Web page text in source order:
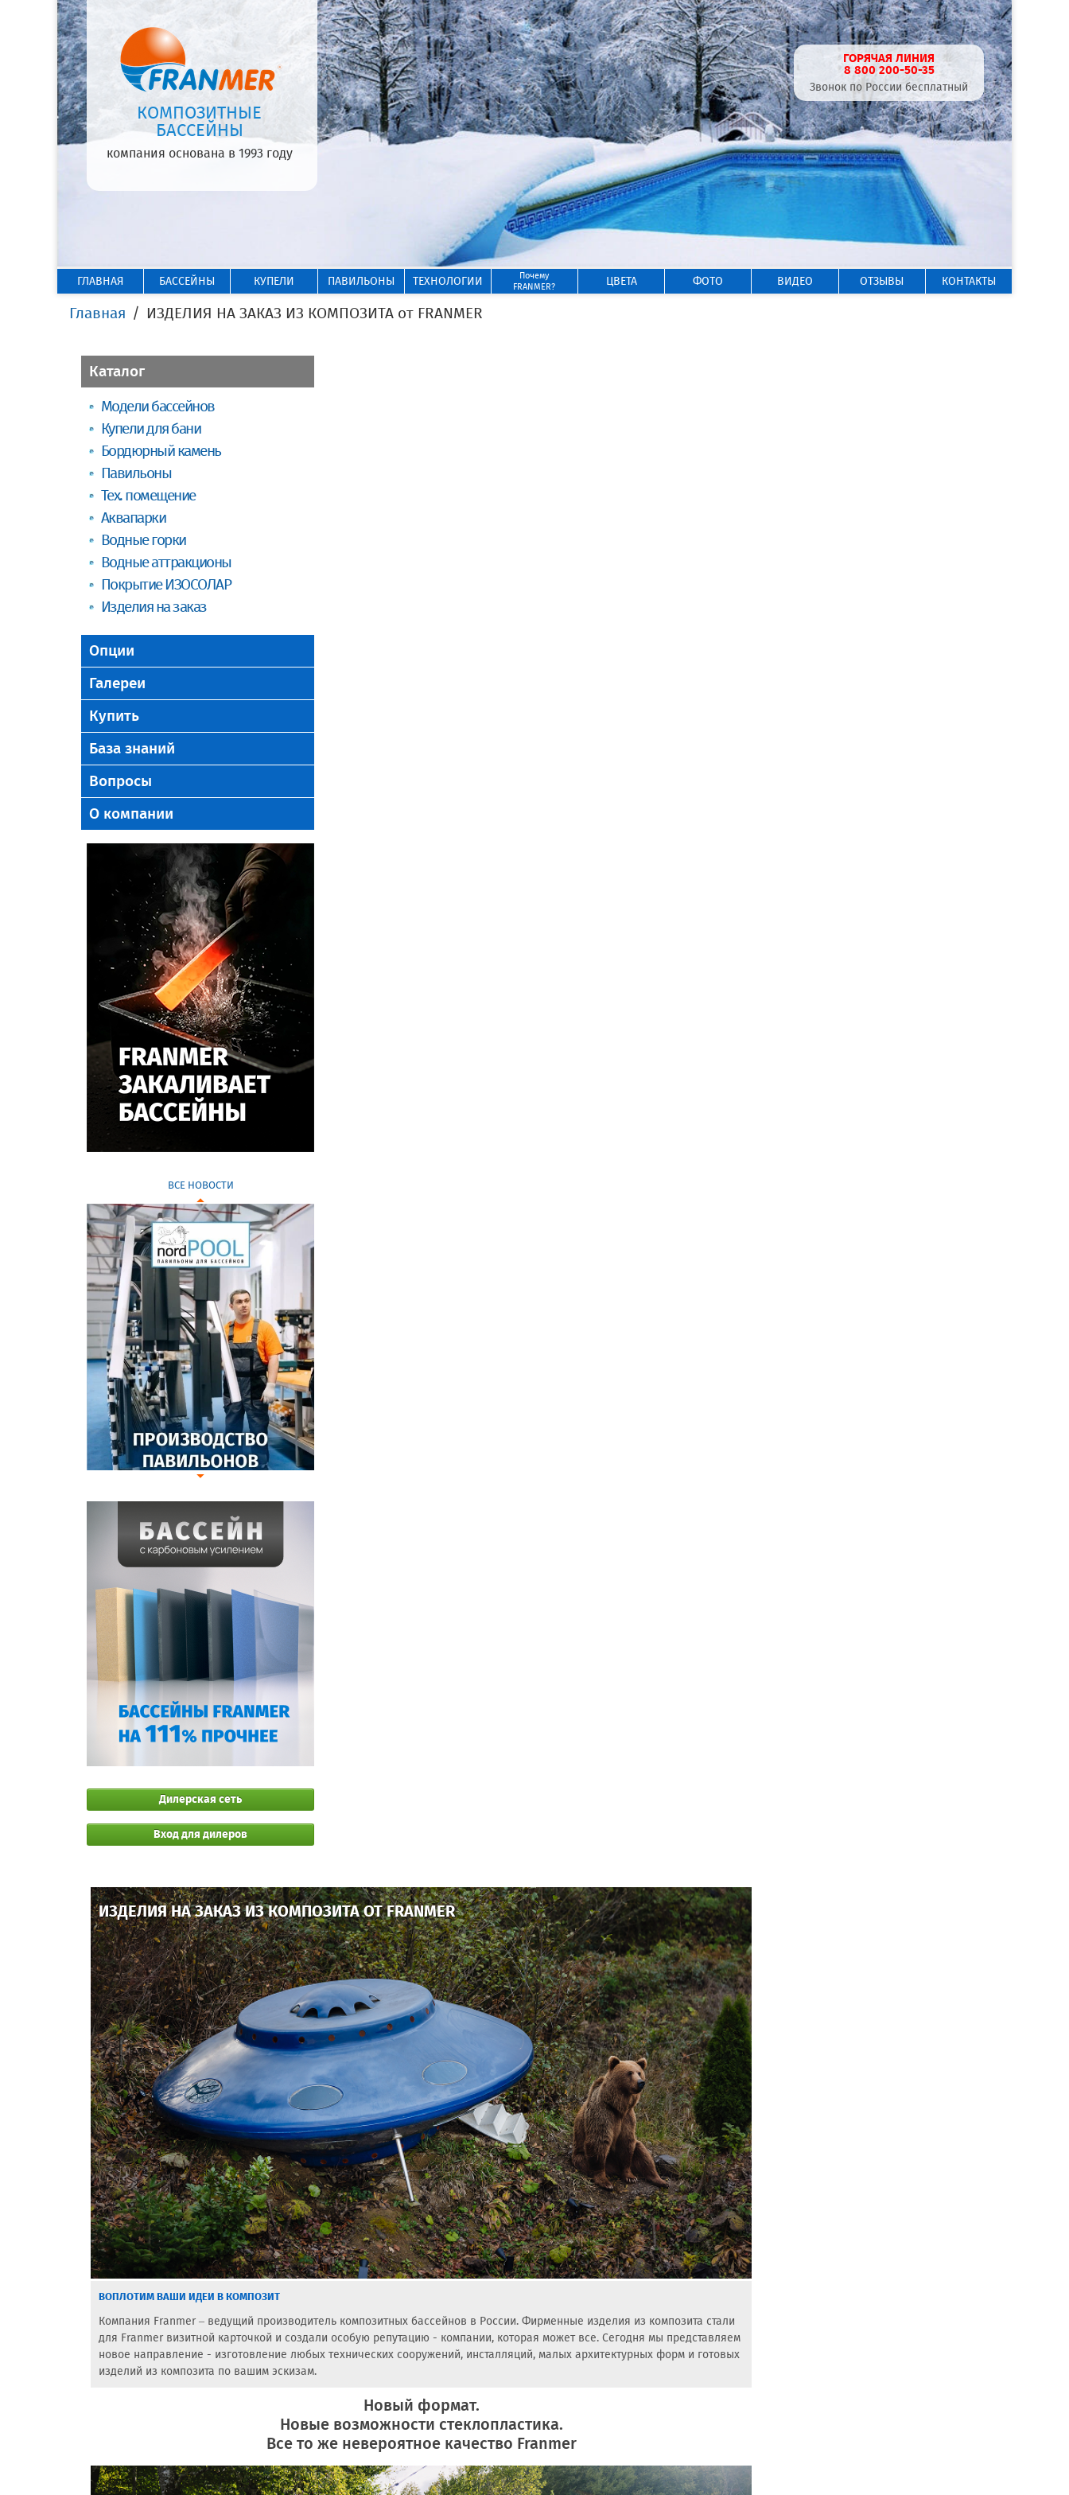
КОМПОЗИТНЫЕ
БАССЕЙНЫ
компания основана в 1993 году
ГОРЯЧАЯ ЛИНИЯ
8 800 200-50-35
Звонок по России бесплатный
ГЛАВНАЯ БАССЕЙНЫ КУПЕЛИ ПАВИЛЬОНЫ ТЕХНОЛОГИИ
Почему
FRANMER?
ЦВЕТА ФОТО ВИДЕО ОТЗЫВЫ КОНТАКТЫ
Главная ИЗДЕЛИЯ НА ЗАКАЗ ИЗ КОМПОЗИТА от FRANMER
Каталог
Модели бассейнов
Купели для бани
Бордюрный камень
Павильоны
Тех. помещение
Аквапарки
Водные горки
Водные аттракционы
Покрытие ИЗОСОЛАР
Изделия на заказ
Опции
Галереи
Купить
База знаний
Вопросы
О компании
ВСЕ НОВОСТИ
Дилерская сеть
Вход для дилеров
ИЗДЕЛИЯ НА ЗАКАЗ ИЗ КОМПОЗИТА ОТ FRANMER
ВОПЛОТИМ ВАШИ ИДЕИ В КОМПОЗИТ
Компания Franmer – ведущий производитель композитных бассейнов в России. Фирменные изделия из композита стали
для Franmer визитной карточкой и создали особую репутацию - компании, которая может все. Сегодня мы представляем
новое направление - изготовление любых технических сооружений, инсталляций, малых архитектурных форм и готовых
изделий из композита по вашим эскизам.
Новый формат.
Новые возможности стеклопластика.
Все то же невероятное качество Franmer